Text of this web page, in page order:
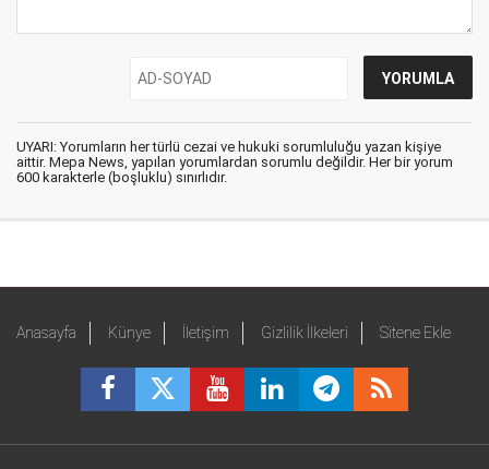
UYARI: Yorumların her türlü cezai ve hukuki sorumluluğu yazan kişiye
aittir. Mepa News, yapılan yorumlardan sorumlu değildir. Her bir yorum
600 karakterle (boşluklu) sınırlıdır.
Anasayfa Künye İletişim Gizlilik İlkeleri Sitene Ekle